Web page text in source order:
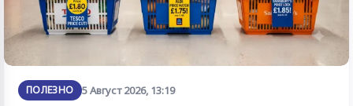
ПОЛЕЗНО 5 Август 2026, 13:19